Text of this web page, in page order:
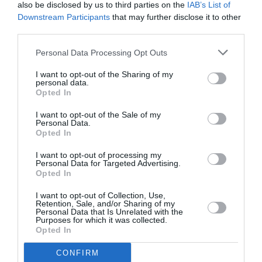
also be disclosed by us to third parties on the IAB’s List of
Downstream Participants that may further disclose it to other
Personal Data Processing Opt Outs
I want to opt-out of the Sharing of my
personal data.
Opted In
I want to opt-out of the Sale of my
Personal Data.
Opted In
I want to opt-out of processing my
Personal Data for Targeted Advertising.
Opted In
I want to opt-out of Collection, Use,
Retention, Sale, and/or Sharing of my
Personal Data that Is Unrelated with the
Purposes for which it was collected.
Opted In
CONFIRM
Πολυάννα Το
παιχνίδι της χαράς,
της Κάρμεν
Ρουγγέρη στο 55ο
Φεστιβάλ Ολύμπου
2026
2026